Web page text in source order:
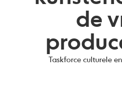
de
Taskforce culturele